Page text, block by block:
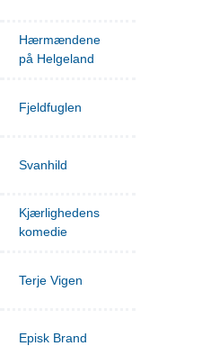
Hærmændene
på Helgeland
Fjeldfuglen
Svanhild
Kjærlighedens
komedie
Terje Vigen
Episk Brand